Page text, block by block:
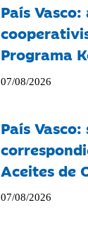
País
Programa
07/08/2026
País
Aceites de
07/08/2026